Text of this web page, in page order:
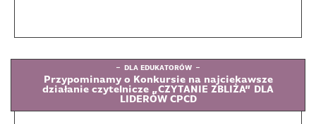
DLA EDUKATORÓW
Przypominamy o Konkursie na najciekawsze
działanie czytelnicze „CZYTANIE ZBLIŻA” DLA
LIDERÓW CPCD